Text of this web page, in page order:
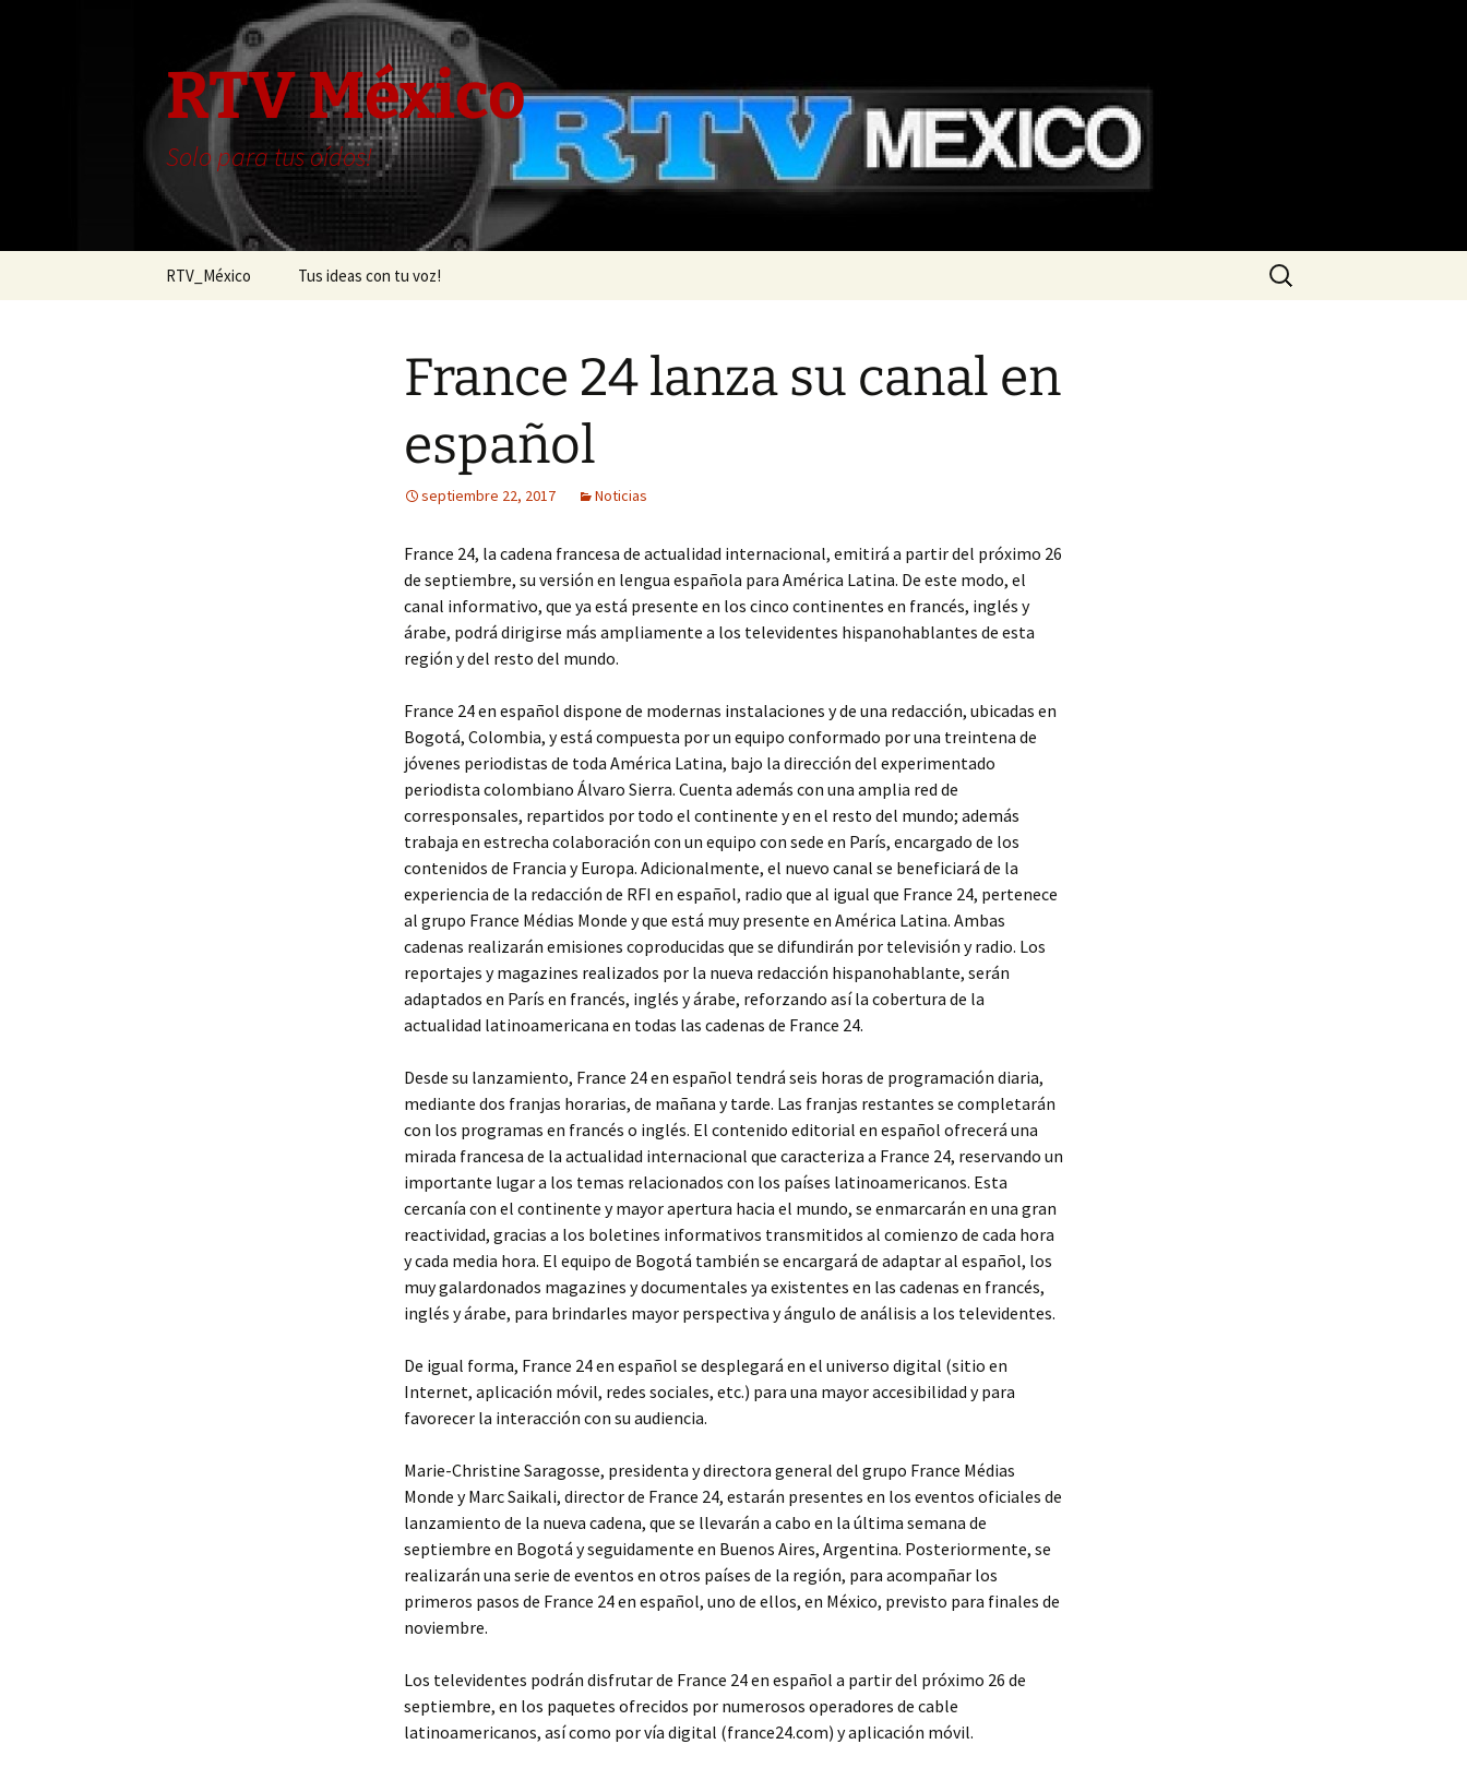
RTV México
Solo para tus oídos!
Saltar
RTV_México Tus ideas con tu voz! Buscar:
France 24 lanza su canal en
español
septiembre 22, 2017 Noticias
France 24, la cadena francesa de actualidad internacional, emitirá a partir del próximo 26
de septiembre, su versión en lengua española para América Latina. De este modo, el
canal informativo, que ya está presente en los cinco continentes en francés, inglés y
árabe, podrá dirigirse más ampliamente a los televidentes hispanohablantes de esta
región y del resto del mundo.
France 24 en español dispone de modernas instalaciones y de una redacción, ubicadas en
Bogotá, Colombia, y está compuesta por un equipo conformado por una treintena de
jóvenes periodistas de toda América Latina, bajo la dirección del experimentado
periodista colombiano Álvaro Sierra. Cuenta además con una amplia red de
corresponsales, repartidos por todo el continente y en el resto del mundo; además
trabaja en estrecha colaboración con un equipo con sede en París, encargado de los
contenidos de Francia y Europa. Adicionalmente, el nuevo canal se beneficiará de la
experiencia de la redacción de RFI en español, radio que al igual que France 24, pertenece
al grupo France Médias Monde y que está muy presente en América Latina. Ambas
cadenas realizarán emisiones coproducidas que se difundirán por televisión y radio. Los
reportajes y magazines realizados por la nueva redacción hispanohablante, serán
adaptados en París en francés, inglés y árabe, reforzando así la cobertura de la
actualidad latinoamericana en todas las cadenas de France 24.
Desde su lanzamiento, France 24 en español tendrá seis horas de programación diaria,
mediante dos franjas horarias, de mañana y tarde. Las franjas restantes se completarán
con los programas en francés o inglés. El contenido editorial en español ofrecerá una
mirada francesa de la actualidad internacional que caracteriza a France 24, reservando un
importante lugar a los temas relacionados con los países latinoamericanos. Esta
cercanía con el continente y mayor apertura hacia el mundo, se enmarcarán en una gran
reactividad, gracias a los boletines informativos transmitidos al comienzo de cada hora
y cada media hora. El equipo de Bogotá también se encargará de adaptar al español, los
muy galardonados magazines y documentales ya existentes en las cadenas en francés,
inglés y árabe, para brindarles mayor perspectiva y ángulo de análisis a los televidentes.
De igual forma, France 24 en español se desplegará en el universo digital (sitio en
Internet, aplicación móvil, redes sociales, etc.) para una mayor accesibilidad y para
favorecer la interacción con su audiencia.
Marie-Christine Saragosse, presidenta y directora general del grupo France Médias
Monde y Marc Saikali, director de France 24, estarán presentes en los eventos oficiales de
lanzamiento de la nueva cadena, que se llevarán a cabo en la última semana de
septiembre en Bogotá y seguidamente en Buenos Aires, Argentina. Posteriormente, se
realizarán una serie de eventos en otros países de la región, para acompañar los
primeros pasos de France 24 en español, uno de ellos, en México, previsto para finales de
noviembre.
Los televidentes podrán disfrutar de France 24 en español a partir del próximo 26 de
septiembre, en los paquetes ofrecidos por numerosos operadores de cable
latinoamericanos, así como por vía digital (france24.com) y aplicación móvil.